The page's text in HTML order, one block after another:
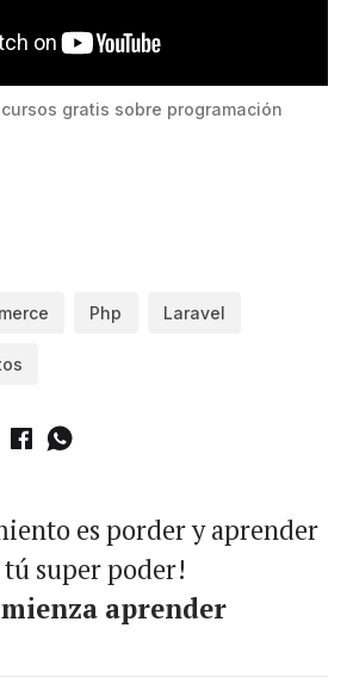
gratis sobre programación
Php Laravel
es porder y aprender
tú super poder!
aprender